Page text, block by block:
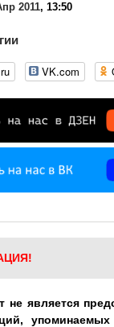
2011, 13:50
VK.com
не является
упоминаемых